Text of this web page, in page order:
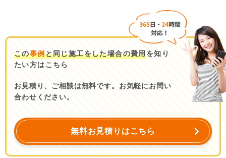
この事例と同じ施工をした場合の費用を知り
たい方はこちら
お見積り、ご相談は無料です。お気軽にお問い
合わせください。
無料お見積りはこちら